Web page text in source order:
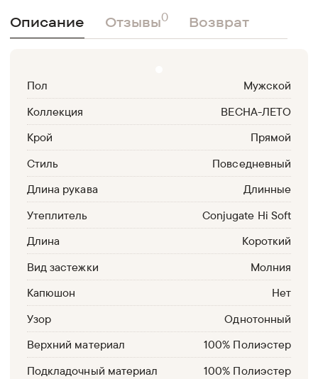
Описание Отзывы0 Возврат
Пол
Мужской
Коллекция
ВЕСНА-ЛЕТО
Крой
Прямой
Стиль
Повседневный
Длина рукава
Длинные
Утеплитель
Conjugate Hi Soft
Длина
Короткий
Вид застежки
Молния
Капюшон
Нет
Узор
Однотонный
Верхний материал
100% Полиэстер
Подкладочный материал
100% Полиэстер